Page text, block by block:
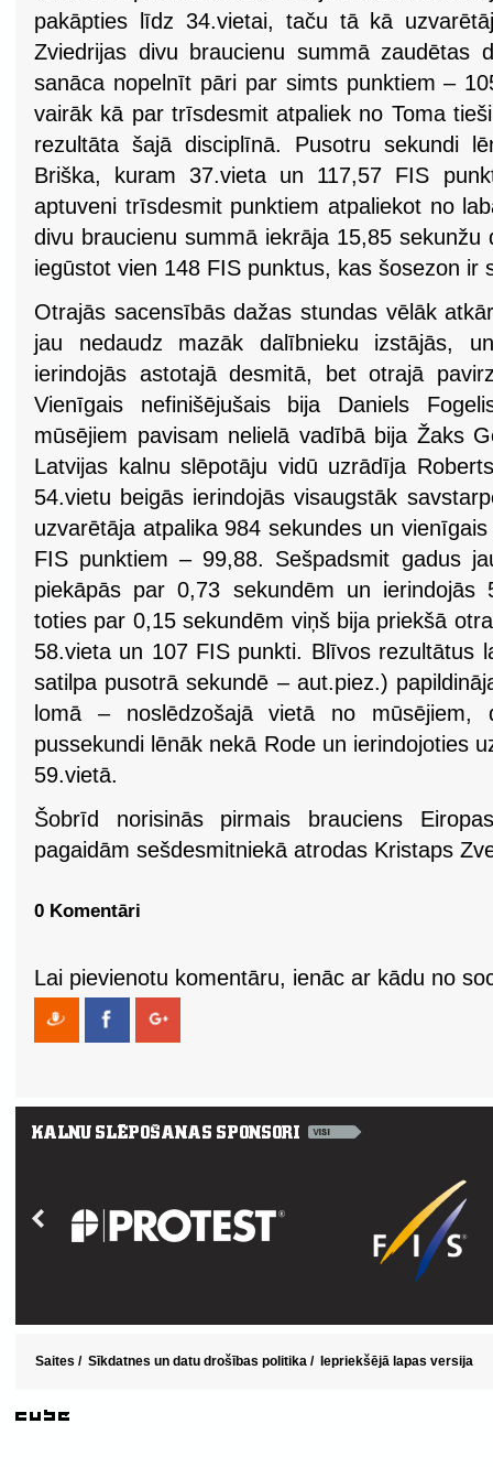
pakāpties līdz 34.vietai, taču tā kā
Zviedrijas divu braucienu summā zaudētas
sanāca nopelnīt pāri par simts punktiem –
vairāk kā par trīsdesmit atpaliek no Toma
rezultāta šajā disciplīnā. Pusotru sekundi
Briška, kuram 37.vieta un 117,57 FIS
aptuveni trīsdesmit punktiem atpaliekot no
divu braucienu summā iekrāja 15,85
iegūstot vien 148 FIS punktus, kas šosezon ir
Otrajās sacensībās dažas stundas vēlāk
jau nedaudz mazāk dalībnieku izstājās,
ierindojās astotajā desmitā, bet otrajā
Vienīgais nefinišējušais bija Daniels
mūsējiem pavisam nelielā vadībā bija Žaks
Latvijas kalnu slēpotāju vidū uzrādīja
54.vietu beigās ierindojās visaugstāk
uzvarētāja atpalika 984 sekundes un
FIS punktiem – 99,88. Sešpadsmit gadus
piekāpās par 0,73 sekundēm un ierindojās
toties par 0,15 sekundēm viņš bija priekšā
58.vieta un 107 FIS punkti. Blīvos rezultātus
satilpa pusotrā sekundē – aut.piez.)
lomā – noslēdzošajā vietā no mūsējiem,
pussekundi lēnāk nekā Rode un ierindojoties
59.vietā.
Šobrīd norisinās pirmais brauciens
pagaidām sešdesmitniekā atrodas Kristaps
0 Komentāri
Lai pievienotu komentāru, ienāc ar kādu no
Saites / Sīkdatnes un datu drošības politika / Iepriekšējā lapas versija